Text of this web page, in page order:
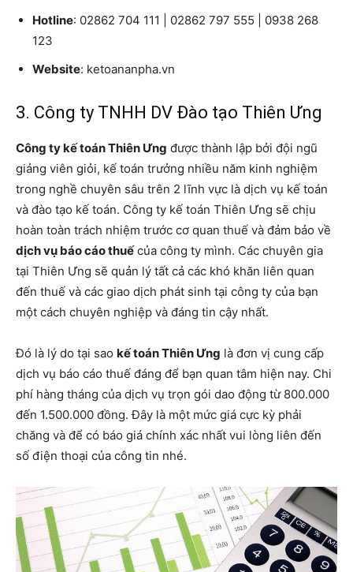
Hotline: 02862 704 111 | 02862 797 555 | 0938 268
123
Website: ketoananpha.vn
3. Công ty TNHH DV Đào tạo Thiên Ưng
Công ty kế toán Thiên Ưng được thành lập bởi đội ngũ
giảng viên giỏi, kế toán trưởng nhiều năm kinh nghiệm
trong nghề chuyên sâu trên 2 lĩnh vực là dịch vụ kế toán
và đào tạo kế toán. Công ty kế toán Thiên Ưng sẽ chịu
hoàn toàn trách nhiệm trước cơ quan thuế và đảm bảo về
dịch vụ báo cáo thuếcủa công ty mình. Các chuyên gia
tại Thiên Ưng sẽ quản lý tất cả các khó khăn liên quan
đến thuế và các giao dịch phát sinh tại công ty của bạn
một cách chuyên nghiệp và đáng tin cậy nhất.
Đó là lý do tại sao kế toán Thiên Ưng là đơn vị cung cấp
dịch vụ báo cáo thuế đáng để bạn quan tâm hiện nay. Chi
phí hàng tháng của dịch vụ trọn gói dao động từ 800.000
đến 1.500.000 đồng. Đây là một mức giá cực kỳ phải
chăng và để có báo giá chính xác nhất vui lòng liên đến
số điện thoại của công tin nhé.